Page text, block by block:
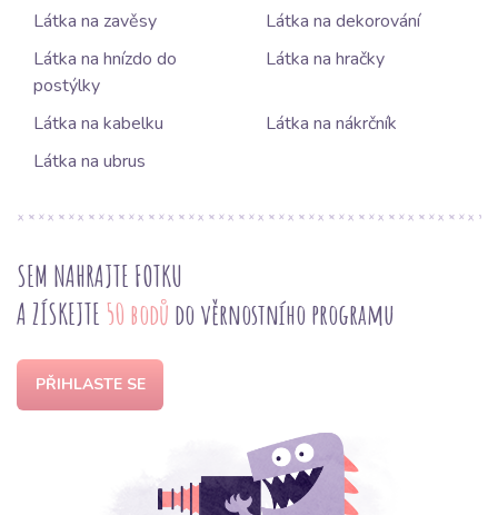
Látka na zavěsy
Látka na dekorování
Látka na hnízdo do
postýlky
Látka na hračky
Látka na kabelku
Látka na nákrčník
Látka na ubrus
SEM NAHRAJTE FOTKU
A ZÍSKEJTE 50 bodů do věrnostního programu
PŘIHLASTE SE